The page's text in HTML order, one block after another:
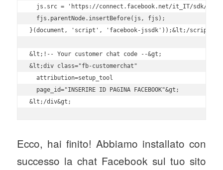
js.src = 'https://connect.facebook.net/it_IT/sdk/
  fjs.parentNode.insertBefore(js, fjs);
}(document, 'script', 'facebook-jssdk'));&lt;/
&lt;!-- Your customer chat code --&gt;
&lt;div class="fb-customerchat"
  attribution=setup_tool
  page_id="INSERIRE ID PAGINA FACEBOOK"&gt;
Ecco, hai finito! Abbiamo installato con
successo la chat Facebook sul tuo sito